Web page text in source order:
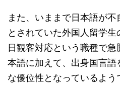
また、いままで日本語が
とされていた外国人留学
日観客対応という職種で
本語に加えて、出身国言語
な優位性となっているよう